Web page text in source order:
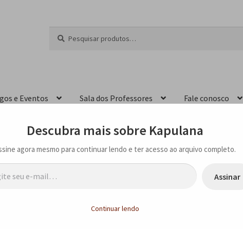
por:
e Eventos Sala dos Professores Fale conosco
recebe o Prêmio da Paz na Feira do Livro de Frankfurt
Descubra mais sobre Kapulana
agora mesmo para continuar lendo e ter acesso ao arquivo completo.
Assinar
Continuar lendo